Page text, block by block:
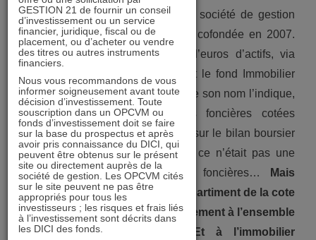
Petit rappel : Gestion 21 est une société de gestion
d’actifs financiers que vous avez cofondée en 2007.
Elle gère environ 330 millions d’euros d’actifs, via
plusieurs fonds ou mandats. Dont le fond Immobilier
21, que vous pilotez, et qui, comme son nom l’indique,
investit exclusivement dans les foncières cotées
européennes. Première question, sur le bilan boursier
2020. On ne va pas se mentir : ce n’était pas une
année exceptionnelle pour les foncières…
Mais
comment expliquer que ce compartiment de la cote
ait aussi mal résisté, comparativement à l’ensemble
des marchés financiers ? Et à l’immobilier
GESTION 21 de fournir un conseil
d’investissement ou un service
financier, juridique, fiscal ou de
placement, ou d’acheter ou vendre
des titres ou autres instruments
financiers.
Nous vous recommandons de vous
informer soigneusement avant toute
décision d’investissement. Toute
souscription dans un OPCVM ou
fonds d’investissement doit se faire
sur la base du prospectus et après
avoir pris connaissance du DICI, qui
peuvent être obtenus sur le présent
site ou directement auprès de la
société de gestion. Les OPCVM cités
sur le site peuvent ne pas être
appropriés pour tous les
investisseurs ; les risques et frais liés
à l’investissement sont décrits dans
les DICI des fonds.